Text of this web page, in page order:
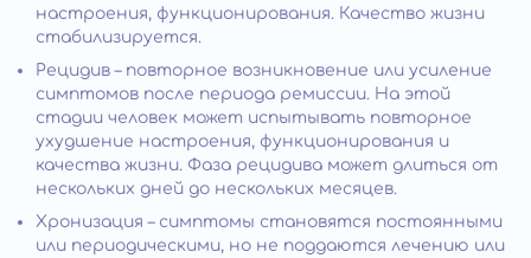
настроения, функционирования. Качество жизни
стабилизируется.
Рецидив – повторное возникновение или усиление
симптомов после периода ремиссии. На этой
стадии человек может испытывать повторное
ухудшение настроения, функционирования и
качества жизни. Фаза рецидива может длиться от
нескольких дней до нескольких месяцев.
Хронизация – симптомы становятся постоянными
или периодическими, но не поддаются лечению или